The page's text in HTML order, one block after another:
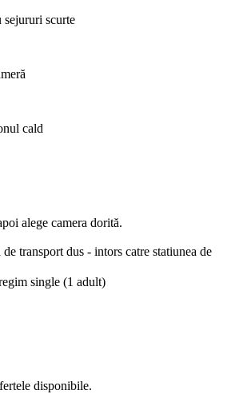
sejururi scurte
cald
alege camera dorită.
transport dus - intors catre statiunea de
single (1 adult)
disponibile.